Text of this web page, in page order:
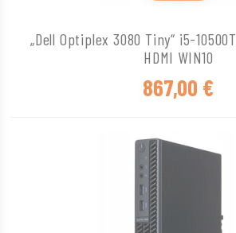
„Dell Optiplex 3080 Tiny“ i5-10500T
HDMI WIN10
867,00 €